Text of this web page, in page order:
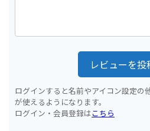
レビューを投
ログインすると名前やアイコン設定の
が使えるようになります。
ログイン・会員登録はこちら